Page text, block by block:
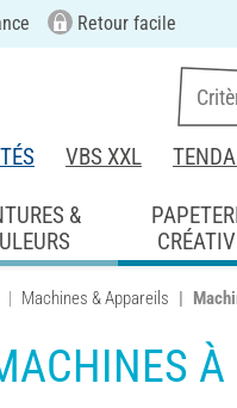
Retour facile
VBS XXL
&
Machines & Appareils
À